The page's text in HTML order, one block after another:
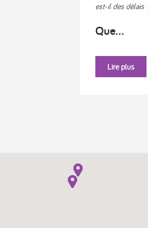
est-il des délais
Que...
Lire plus